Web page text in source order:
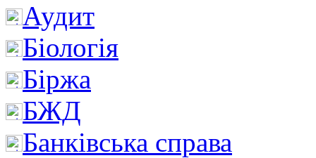
Аудит
Біологія
Біржа
БЖД
Банківська справа